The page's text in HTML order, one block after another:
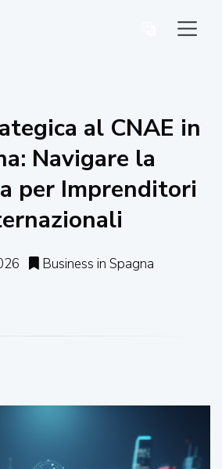
al CNAE in
Navigare la
per Imprenditori
Business in Spagna